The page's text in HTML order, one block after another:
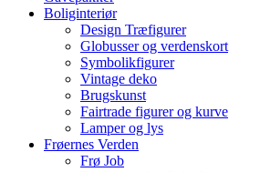
Boliginteriør
Design Træfigurer
Globusser og verdenskort
Symbolikfigurer
Vintage deko
Brugskunst
Fairtrade figurer og kurve
Lamper og lys
Frøernes Verden
Frø Job